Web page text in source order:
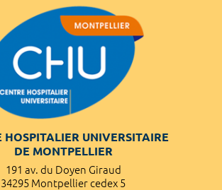
HOSPITALIER UNIVERSITAIRE
DE MONTPELLIER
191 av. du Doyen Giraud
34295 Montpellier cedex 5